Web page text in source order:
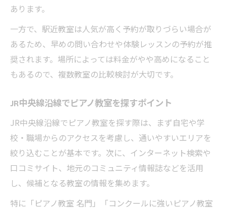
あります。
一方で、駅近教室は人気が高く予約が取りづらい場合が
あるため、早めの問い合わせや体験レッスンの予約が推
奨されます。場所によっては料金がやや高めになること
もあるので、複数教室の比較検討が大切です。
JR中央線沿線でピアノ教室を探すポイント
JR中央線沿線でピアノ教室を探す際は、まず自宅や学
校・職場からのアクセスを考慮し、通いやすいエリアを
絞り込むことが基本です。次に、インターネット検索や
口コミサイト、地元のコミュニティ情報誌などを活用
し、候補となる教室の情報を集めます。
特に「ピアノ教室 名門」「コンクールに強いピアノ教室